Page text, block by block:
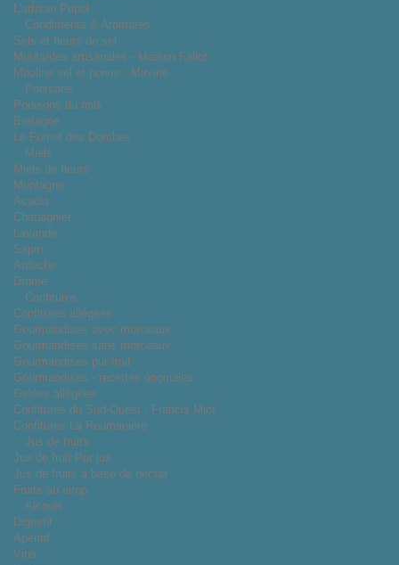
L'artisan Popol
Condiments & Aromates
Sels et fleurs de sel
Moutardes artisanales - Maison Fallot
Moulins sel et poivre : Mirvine
Poissons
Poissons du midi
Bretagne
Le Fumet des Dombes
Miels
Miels de fleurs
Montagne
Acacia
Chataignier
Lavande
Sapin
Ardeche
Drome
Confitures
Confitures allégées
Gourmandises avec morceaux
Gourmandises sans morceaux
Gourmandises pur fruit
Gourmandises - recettes originales
Gelées allégées
Confitures du Sud-Ouest - Francis Miot
Confitures La Roumanière
Jus de fruits
Jus de fruit Pur jus
Jus de fruits à base de nectar
Fruits au sirop
Alcools
Digestif
Apéritif
Vins